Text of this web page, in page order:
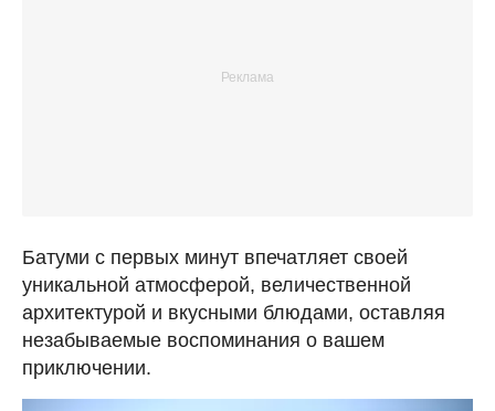
Батуми с первых минут впечатляет своей
уникальной атмосферой, величественной
архитектурой и вкусными блюдами, оставляя
незабываемые воспоминания о вашем
приключении.